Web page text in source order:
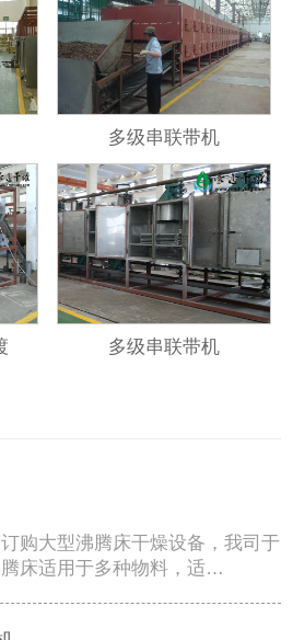
多级串联带机
多级串联带机
购大型沸腾床干燥设备，我司于
床适用于多种物料，适…